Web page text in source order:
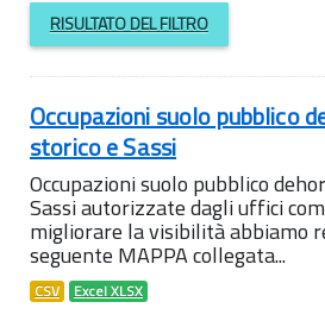
RISULTATO DEL FILTRO
Occupazioni suolo pubblico
storico e Sassi
Occupazioni suolo pubblico
Sassi autorizzate dagli uffici
migliorare la visibilità abbiamo
seguente MAPPA collegata...
CSV Excel XLSX